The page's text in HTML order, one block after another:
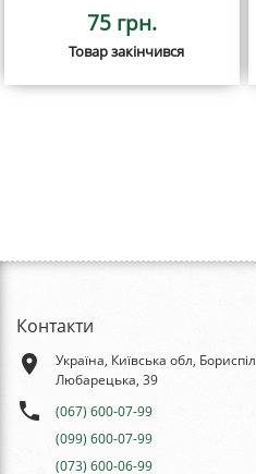
75 грн.
Товар закінчився
Контакти
place
Україна, Київська обл,
Любарецька, 39
phone
(067) 600-07-99
(099) 600-07-99
(073) 600-06-99